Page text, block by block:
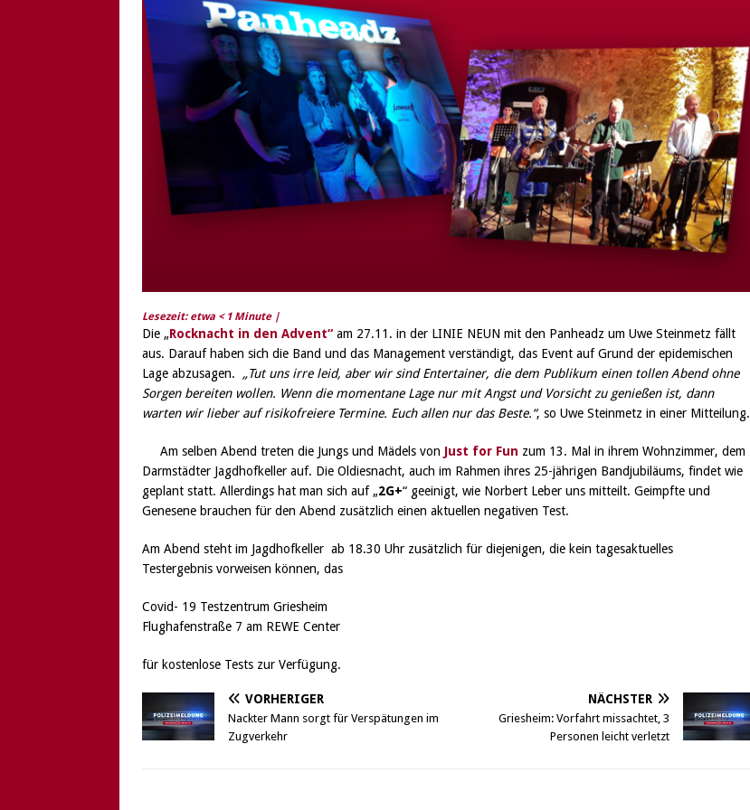
[ 6. August 2026 ] Die Lichter gehen aus….
Lesezeit: etwa < 1 Minute |
Die „Rocknacht in den Advent“ am 27.11. in der LINIE NEUN mit den Panheadz um Uwe Steinmetz fällt
aus. Darauf haben sich die Band und das Management verständigt, das Event auf Grund der epidemischen
Lage abzusagen. „Tut uns irre leid, aber wir sind Entertainer, die dem Publikum einen tollen Abend ohne
Sorgen bereiten wollen. Wenn die momentane Lage nur mit Angst und Vorsicht zu genießen ist, dann
warten wir lieber auf risikofreiere Termine. Euch allen nur das Beste.“, so Uwe Steinmetz in einer Mitteilung.
Am selben Abend treten die Jungs und Mädels von Just for Fun zum 13. Mal in ihrem Wohnzimmer, dem
Darmstädter Jagdhofkeller auf. Die Oldiesnacht, auch im Rahmen ihres 25-jährigen Bandjubiläums, findet wie
geplant statt. Allerdings hat man sich auf „2G+“ geeinigt, wie Norbert Leber uns mitteilt. Geimpfte und
Genesene brauchen für den Abend zusätzlich einen aktuellen negativen Test.
Am Abend steht im Jagdhofkeller ab 18.30 Uhr zusätzlich für diejenigen, die kein tagesaktuelles
Testergebnis vorweisen können, das
Covid- 19 Testzentrum Griesheim
Flughafenstraße 7 am REWE Center
für kostenlose Tests zur Verfügung.
VORHERIGER
Nackter Mann sorgt für Verspätungen im
Zugverkehr
NÄCHSTER
Griesheim: Vorfahrt missachtet, 3
Personen leicht verletzt